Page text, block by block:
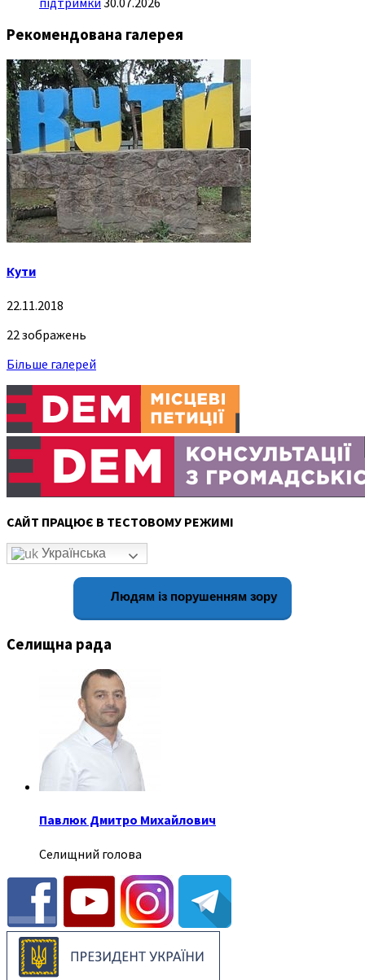
Рекомендована галерея
Кути
22.11.2018
22 зображень
Більше галерей
САЙТ ПРАЦЮЄ В ТЕСТОВОМУ РЕЖИМІ
Українська
Людям із порушенням зору
Селищна рада
Павлюк Дмитро Михайлович
Селищний голова